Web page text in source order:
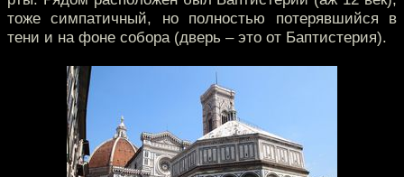
тоже симпатичный, но полностью потерявшийся в
тени и на фоне собора (дверь – это от Баптистерия).